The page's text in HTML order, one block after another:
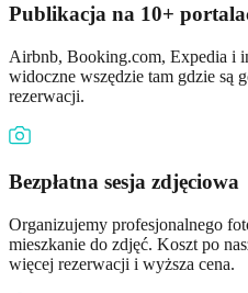
Publikacja na 10+
Airbnb, Booking.com, Expedia i
widoczne wszędzie tam gdzie są
rezerwacji.
Bezpłatna sesja zdjęciowa
Organizujemy profesjonalnego
mieszkanie do zdjęć. Koszt po
więcej rezerwacji i wyższa cena.